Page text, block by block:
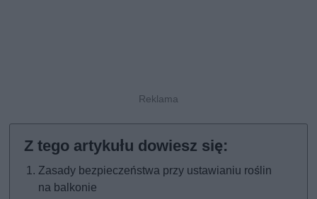
Zasady bezpieczeństwa przy ustawianiu roślin
na balkonie